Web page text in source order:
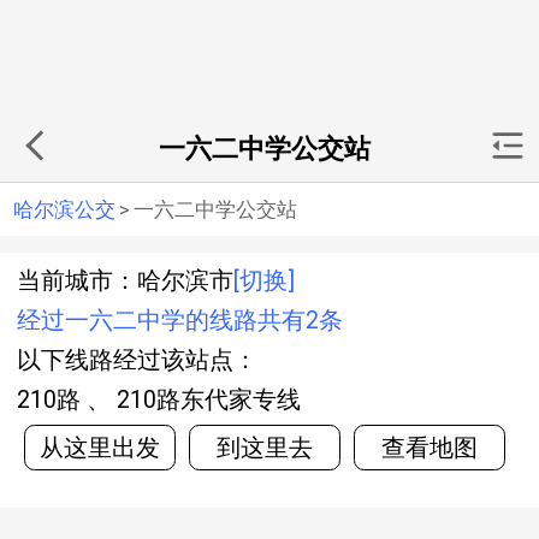
一六二中学公交站
哈尔滨公交 > 一六二中学公交站
当前城市：哈尔滨市 [切换]
经过一六二中学的线路共有2条
以下线路经过该站点：
210路 、 210路东代家专线
从这里出发
到这里去 查看地图